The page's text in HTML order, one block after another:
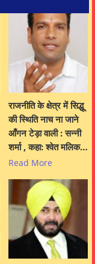
राजनीति के क्षेत्र में सिद्धू
की स्थिति नाच ना जाने
आँगन टेड़ा वाली : सन्नी
शर्मा , कहा: श्वेत मलिक…
Read More